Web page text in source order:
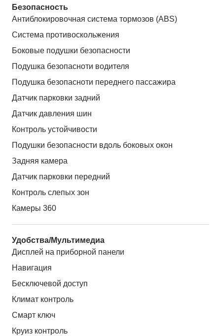
Безопасность
Антиблокировочная система тормозов (ABS)
Система противоскольжения
Боковые подушки безопасности
Подушка безопасноти водителя
Подушка безопасноти переднего пассажира
Датчик парковки задний
Датчик давления шин
Контроль устойчивости
Подушки безопасности вдоль боковых окон
Задняя камера
Датчик парковки передний
Контроль слепых зон
Камеры 360
Удобства/Мультимедиа
Дисплей на приборной панели
Навигация
Бесключевой доступ
Климат контроль
Смарт ключ
Круиз контроль